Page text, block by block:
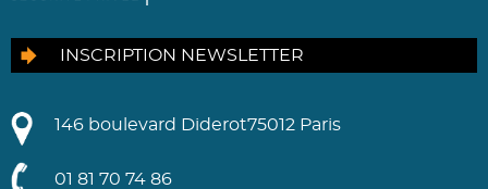
INSCRIPTION NEWSLETTER
146 boulevard Diderot75012 Paris
01 81 70 74 86